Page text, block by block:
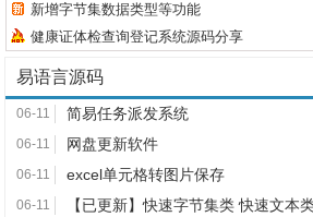
新增字节集数据类型等功能
健康证体检查询登记系统源码分享
易语言源码
06-11 简易任务派发系统
06-11 网盘更新软件
06-11 excel单元格转图片保存
06-11